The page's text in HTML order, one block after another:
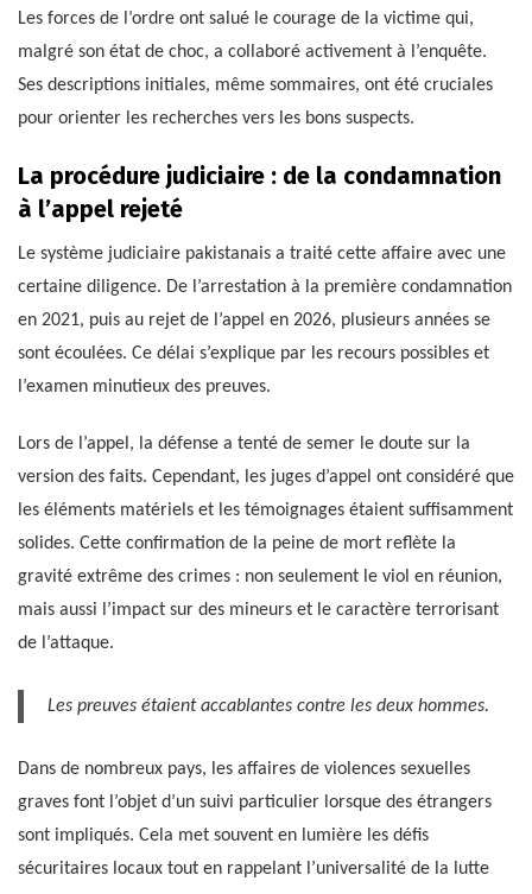
Les forces de l’ordre ont salué le courage de la victime qui,
malgré son état de choc, a collaboré activement à l’enquête.
Ses descriptions initiales, même sommaires, ont été cruciales
pour orienter les recherches vers les bons suspects.
La procédure judiciaire : de la condamnation
à l’appel rejeté
Le système judiciaire pakistanais a traité cette affaire avec une
certaine diligence. De l’arrestation à la première condamnation
en 2021, puis au rejet de l’appel en 2026, plusieurs années se
sont écoulées. Ce délai s’explique par les recours possibles et
l’examen minutieux des preuves.
Lors de l’appel, la défense a tenté de semer le doute sur la
version des faits. Cependant, les juges d’appel ont considéré que
les éléments matériels et les témoignages étaient suffisamment
solides. Cette confirmation de la peine de mort reflète la
gravité extrême des crimes : non seulement le viol en réunion,
mais aussi l’impact sur des mineurs et le caractère terrorisant
de l’attaque.
Les preuves étaient accablantes contre les deux hommes.
Dans de nombreux pays, les affaires de violences sexuelles
graves font l’objet d’un suivi particulier lorsque des étrangers
sont impliqués. Cela met souvent en lumière les défis
sécuritaires locaux tout en rappelant l’universalité de la lutte